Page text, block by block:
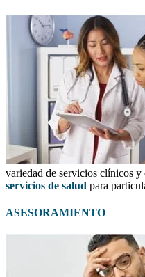
variedad de servicios clínicos
servicios de salud para
ASESORAMIENTO